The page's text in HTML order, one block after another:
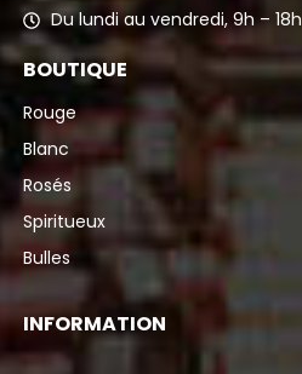
Du lundi au vendredi, 9h – 18h
BOUTIQUE
Rouge
Blanc
Rosés
Spiritueux
Bulles
INFORMATION